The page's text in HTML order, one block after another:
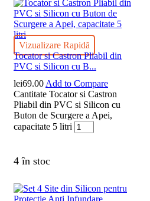
Vizualizare Rapidă
Tocator si Castron Pliabil din
PVC si Silicon cu B...
lei69.00 Add to Compare
Cantitate Tocator si Castron
Pliabil din PVC si Silicon cu
Buton de Scurgere a Apei,
capacitate 5 litri
4 în stoc